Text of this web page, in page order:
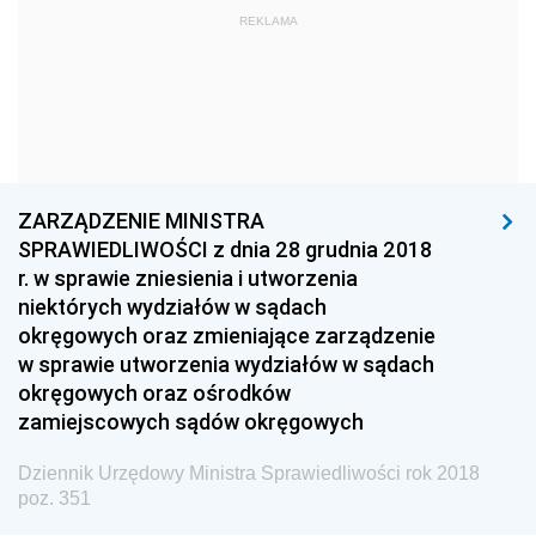
Dziennik Urzędowy Ministra Kultury i Dziedzictwa
Dziennik Urzędowy Ministra Pracy i Polityki
Społecznej
Dziennik Urzędowy Ministra Spraw Zagranicznych
Dziennik Urzędowy Urzędu Lotnictwa Cywilnego
Dziennik Urzędowy Komisji Nadzoru Finansowego
Dziennik Urzędowy Ministerstwa Hutnictwa i
Przemysłu Maszynowego
Dziennik Urzędowy Ministerstwa Zdrowia i Opieki
REKLAMA
ZARZĄDZENIE MINISTRA
SPRAWIEDLIWOŚCI z dnia 28 grudnia 2018
r. w sprawie zniesienia i utworzenia
niektórych wydziałów w sądach
okręgowych oraz zmieniające zarządzenie
w sprawie utworzenia wydziałów w sądach
okręgowych oraz ośrodków
zamiejscowych sądów okręgowych
Dziennik Urzędowy Ministra Sprawiedliwości rok 2018
poz. 351